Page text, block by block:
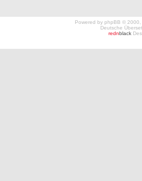
Powered by phpBB © 2000,
Deutsche
rednblack